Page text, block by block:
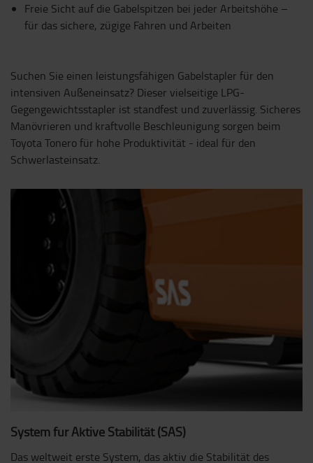
Freie Sicht auf die Gabelspitzen bei jeder Arbeitshöhe –
für das sichere, zügige Fahren und Arbeiten
Suchen Sie einen leistungsfähigen Gabelstapler für den
intensiven Außeneinsatz? Dieser vielseitige LPG-
Gegengewichtsstapler ist standfest und zuverlässig. Sicheres
Manövrieren und kraftvolle Beschleunigung sorgen beim
Toyota Tonero für hohe Produktivität - ideal für den
Schwerlasteinsatz.
System für Aktive Stabilität (SAS)
Das weltweit erste System, das aktiv die Stabilität des